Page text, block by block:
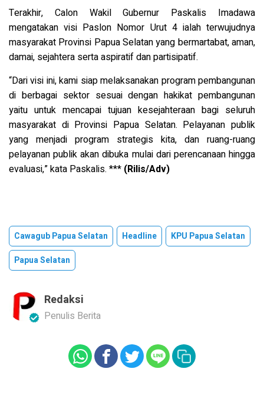
Terakhir, Calon Wakil Gubernur Paskalis Imadawa
mengatakan visi Paslon Nomor Urut 4 ialah terwujudnya
masyarakat Provinsi Papua Selatan yang bermartabat, aman,
damai, sejahtera serta aspiratif dan partisipatif.
“Dari visi ini, kami siap melaksanakan program pembangunan
di berbagai sektor sesuai dengan hakikat pembangunan
yaitu untuk mencapai tujuan kesejahteraan bagi seluruh
masyarakat di Provinsi Papua Selatan. Pelayanan publik
yang menjadi program strategis kita, dan ruang-ruang
pelayanan publik akan dibuka mulai dari perencanaan hingga
evaluasi,” kata Paskalis. *** (Rilis/Adv)
Cawagub Papua Selatan Headline
KPU Papua Selatan
Papua Selatan
Redaksi
Penulis Berita